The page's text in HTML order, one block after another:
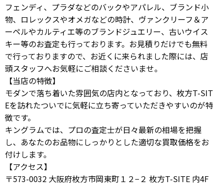
フェンディ、プラダなどのバックやアパレル、ブランド小
物、ロレックスやオメガなどの時計、ヴァンクリーフ＆ア
ーペルやカルティエ等のブランドジュエリー、古いウイス
キー等のお査定も行っております。お見積りだけでも無料
で行っておりますので、お近くに来られました際には、店
頭スタッフへお気軽にご相談くださいませ。
【当店の特徴】
モダンで落ち着いた雰囲気の店内となっており、枚方T-SIT
Eを訪れたついでに気軽に立ち寄っていただきやすいのが特
徴です。
キングラムでは、プロの査定士が日々最新の相場を把握
し、あなたのお品物にしっかりとした適切な買取価格をお
付けします。
【アクセス】
〒573-0032 大阪府枚方市岡東町１２−２ 枚方T-SITE 内4F